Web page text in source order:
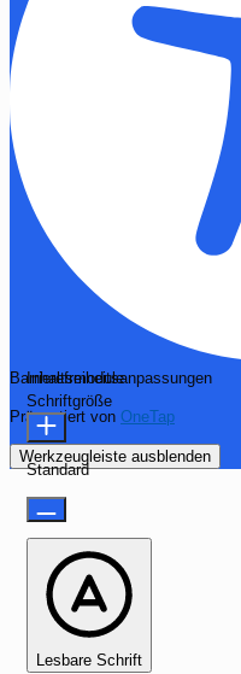
Barrierefreiheitsanpassungen
Präsentiert von OneTap
Werkzeugleiste ausblenden
Inhaltsmodule
Schriftgröße
Standard
Lesbare Schrift